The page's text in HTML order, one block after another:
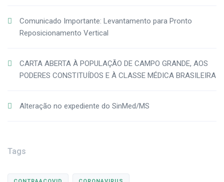
Comunicado Importante: Levantamento para Pronto
Reposicionamento Vertical
CARTA ABERTA À POPULAÇÃO DE CAMPO GRANDE, AOS
PODERES CONSTITUÍDOS E À CLASSE MÉDICA BRASILEIRA
Alteração no expediente do SinMed/MS
Tags